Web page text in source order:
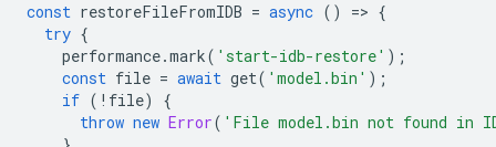
const restoreFileFromIDB = async () => {
try {
performance.mark( 'start-idb-restore' );
const file = await get( 'model.bin' );
if ( ! file)
{
throw new Error( 'File model.bin not found in